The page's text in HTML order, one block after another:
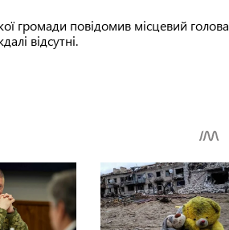
громади повідомив місцевий голова
відсутні.